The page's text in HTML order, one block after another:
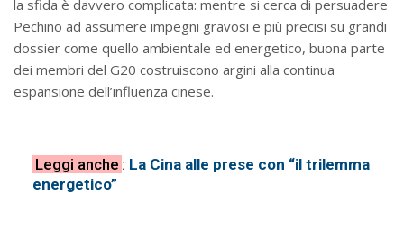
la sfida è davvero complicata: mentre si cerca di persuadere
Pechino ad assumere impegni gravosi e più precisi su grandi
dossier come quello ambientale ed energetico, buona parte
dei membri del G20 costruiscono argini alla continua
espansione dell’influenza cinese.
Leggi anche : La Cina alle prese con “il trilemma
energetico”